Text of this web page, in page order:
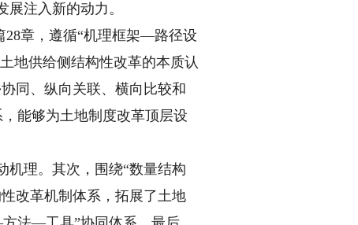
注入新的动力。
章，遵循“机理框架—路径设
地供给侧结构性改革的本质认
同、纵向关联、横向比较和
能够为土地制度改革顶层设
理。其次，围绕“数量结构
改革机制体系，拓展了土地